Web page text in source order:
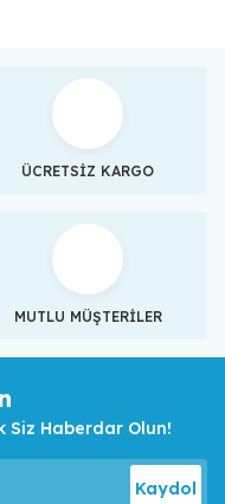
ÜCRETSİZ KARGO
MUTLU MÜŞTERİLER
Siz Haberdar Olun!
Kaydol